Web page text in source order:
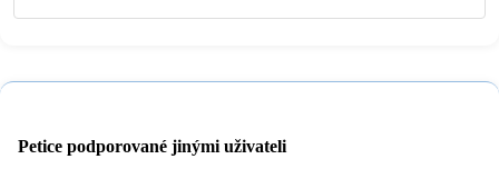
Petice podporované jinými uživateli